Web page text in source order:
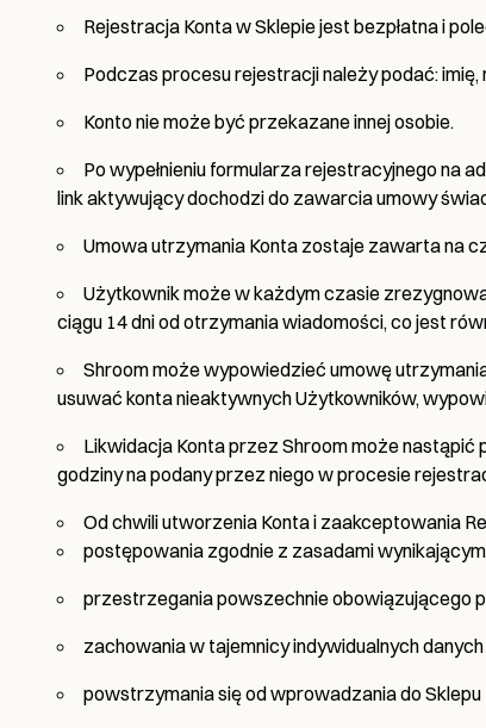
Rejestracja Konta w Sklepie jest bezpłatna i
Podczas procesu rejestracji należy podać:
Konto nie może być przekazane innej osobie.
Po wypełnieniu formularza rejestracyjnego na
link aktywujący dochodzi do zawarcia umowy
Umowa utrzymania Konta zostaje zawarta na
Użytkownik może w każdym czasie
ciągu 14 dni od otrzymania wiadomości, co jest
Shroom może wypowiedzieć umowę
usuwać konta nieaktywnych Użytkowników,
Likwidacja Konta przez Shroom może nastąpić
godziny na podany przez niego w procesie
Od chwili utworzenia Konta i zaakceptowania
postępowania zgodnie z zasadami
przestrzegania powszechnie obowiązującego
zachowania w tajemnicy indywidualnych
powstrzymania się od wprowadzania do